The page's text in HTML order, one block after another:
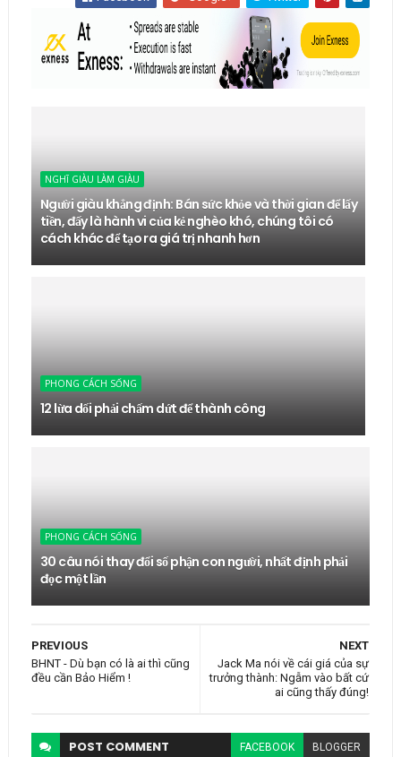
NGHĨ GIÀU LÀM GIÀU
Người giàu khẳng định: Bán sức khỏe và thời gian để lấy
tiền, đấy là hành vi của kẻ nghèo khó, chúng tôi có
cách khác để tạo ra giá trị nhanh hơn
PHONG CÁCH SỐNG
12 lừa dối phải chấm dứt để thành công
PHONG CÁCH SỐNG
30 câu nói thay đổi số phận con người, nhất định phải
đọc một lần
NEXT
Jack Ma nói về cái giá của sự
trưởng thành: Ngẫm vào bất cứ
ai cũng thấy đúng!
PREVIOUS
BHNT - Dù bạn có là ai thì cũng
đều cần Bảo Hiểm !
POST COMMENT FACEBOOK BLOGGER